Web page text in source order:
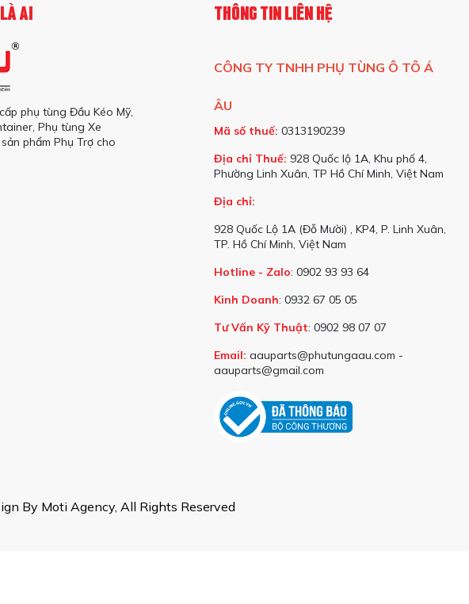
AI
phụ tùng Đầu Kéo Mỹ,
Phụ tùng Xe
phẩm Phụ Trợ cho
THÔNG TIN LIÊN HỆ
CÔNG TY TNHH PHỤ TÙNG Ô TÔ Á
ÂU
Mã số thuế: 0313190239
Địa chỉ Thuế: 928 Quốc lộ 1A, Khu phố 4,
Phường Linh Xuân, TP Hồ Chí Minh, Việt Nam
Địa chỉ:
928 Quốc Lộ 1A (Đỗ Mười) , KP4, P. Linh Xuân,
TP. Hồ Chí Minh, Việt Nam
Hotline - Zalo: 0902 93 93 64
Kinh Doanh: 0932 67 05 05
Tư Vấn Kỹ Thuật: 0902 98 07 07
Email: aauparts@phutungaau.com -
aauparts@gmail.com
By Moti Agency, All Rights Reserved